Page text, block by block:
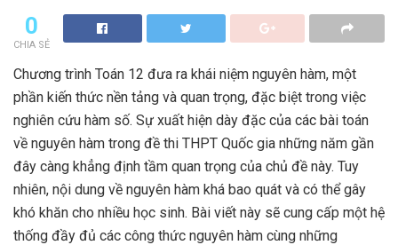
0
CHIA SẺ
Chương trình Toán 12 đưa ra khái niệm nguyên hàm, một
phần kiến thức nền tảng và quan trọng, đặc biệt trong việc
nghiên cứu hàm số. Sự xuất hiện dày đặc của các bài toán
về nguyên hàm trong đề thi THPT Quốc gia những năm gần
đây càng khẳng định tầm quan trọng của chủ đề này. Tuy
nhiên, nội dung về nguyên hàm khá bao quát và có thể gây
khó khăn cho nhiều học sinh. Bài viết này sẽ cung cấp một hệ
thống đầy đủ các công thức nguyên hàm cùng những